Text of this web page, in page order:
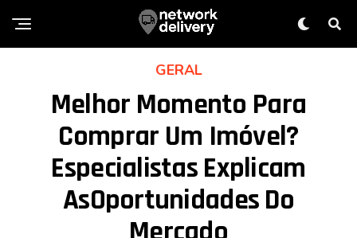
GERAL
Melhor Momento Para
Comprar Um Imóvel?
Especialistas Explicam
AsOportunidades Do